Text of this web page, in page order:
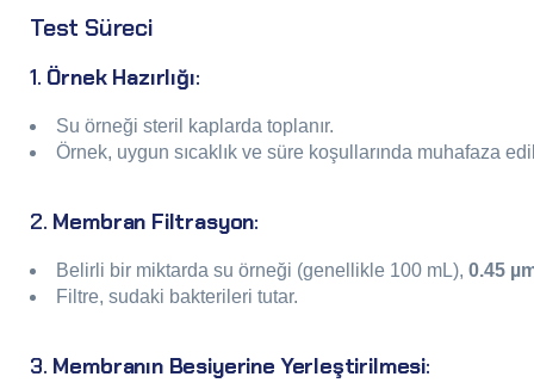
Test Süreci
1. Örnek Hazırlığı:
Su örneği steril kaplarda toplanır.
Örnek, uygun sıcaklık ve süre koşullarında muhafaza
2. Membran Filtrasyon:
Belirli bir miktarda su örneği (genellikle 100 mL), 0.45
Filtre, sudaki bakterileri tutar.
3. Membranın Besiyerine Yerleştirilmesi: